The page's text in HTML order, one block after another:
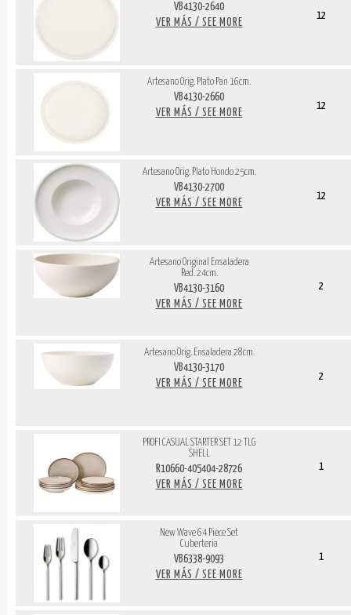
VB4130-2640
VER MÁS / SEE MORE
12
Artesano Orig. Plato Pan 16cm.
VB4130-2660
VER MÁS / SEE MORE
12
Artesano Orig. Plato Hondo 25cm.
VB4130-2700
VER MÁS / SEE MORE
12
Artesano Original Ensaladera
Red. 24cm.
VB4130-3160
VER MÁS / SEE MORE
2
Artesano Orig. Ensaladera 28cm.
VB4130-3170
VER MÁS / SEE MORE
2
PROFI CASUAL STARTER SET 12 TLG
SHELL
R10660-405404-28726
VER MÁS / SEE MORE
1
New Wave 64 Piece Set
Cuberteria
VB6338-9093
VER MÁS / SEE MORE
1